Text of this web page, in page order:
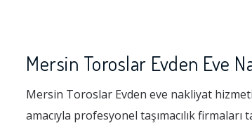
Mersin Toroslar Evden Eve
Mersin Toroslar Evden eve nakliyat
amacıyla profesyonel taşımacılık